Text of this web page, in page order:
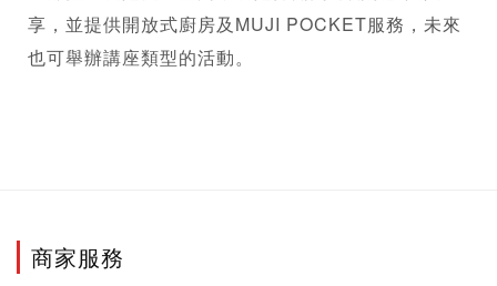
享，並提供開放式廚房及MUJI POCKET服務，未來
也可舉辦講座類型的活動。
商家服務